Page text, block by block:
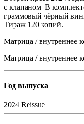
с клапаном. В
граммовый чёрный
Тираж 120 копий.
Матрица / внутреннее
Матрица / внутреннее
Год выпуска
2024 Reissue